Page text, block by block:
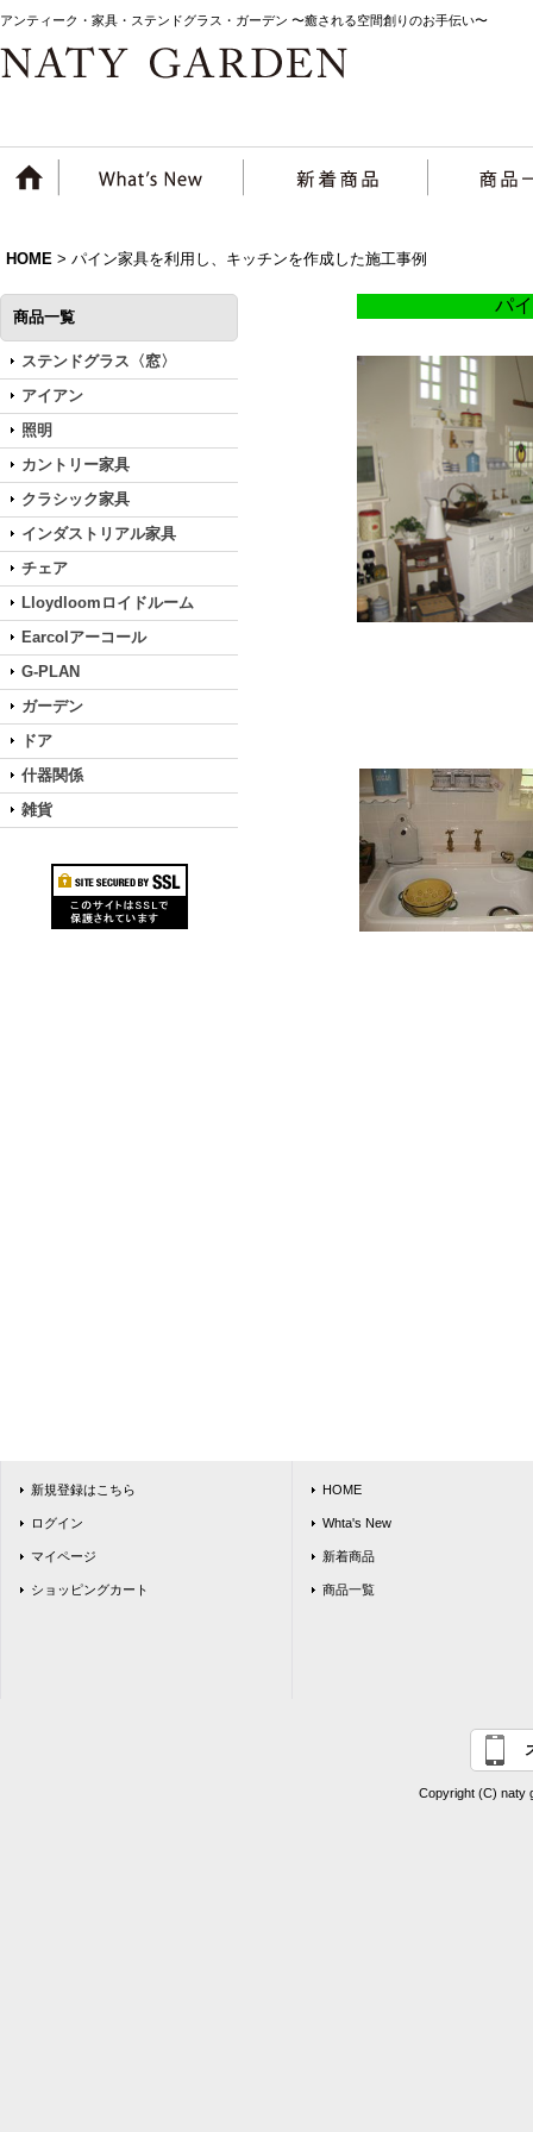
アンティーク・家具・ステンドグラス・ガーデン 〜癒される空間創りのお手伝い〜
HOME > パイン家具を利用し、キッチンを作成した施工事例
商品一覧
ステンドグラス〈窓〉
アイアン
照明
カントリー家具
クラシック家具
インダストリアル家具
チェア
Lloydloomロイドルーム
Earcolアーコール
G-PLAN
ガーデン
ドア
什器関係
雑貨
パ
新規登録はこちら
ログイン
マイページ
ショッピングカート
HOME
Whta's New
新着商品
商品一覧
Copyright (C) naty